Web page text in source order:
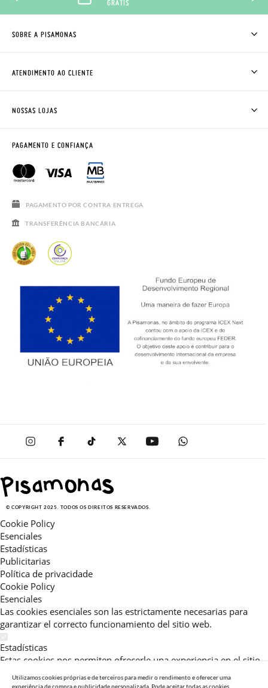
GRÁTIS
SOBRE A PISAMONAS
AVISO LEGAL, PRIVACIDADE E COOKIES
GUIA DE TAMANHOS
SALDOS
ATENDIMENTO AO CLIENTE
HORÁRIO
PERGUNTAS FREQUENTES
NOSSAS LOJAS
PAGAMENTO E CONFIANÇA
PAGAMENTO POR CONTRA ENTREGA
TRANSFERÊNCIA BANCÁRIA
© COPYRIGHT 2025. TODOS OS DIREITOS RESERVADOS.
Cookie Policy
Esenciales
Estadísticas
Publicitarias
Política de privacidade
Cookie Policy
Esenciales
Las cookies esenciales son las estrictamente necesarias para
garantizar el correcto funcionamiento del sitio web.
Estadísticas
Estas cookies nos permiten ofrecerle una experiencia en el sitio
adaptada a su navegación (recomendaciones de producto
personalizadas, énfasis en categorías frecuentemente
Utilizamos cookies próprias e de terceiros para medir o rendimento e oferecer uma
experiência de compra e publicidade personalizada. Pode aceitar todas as cookies